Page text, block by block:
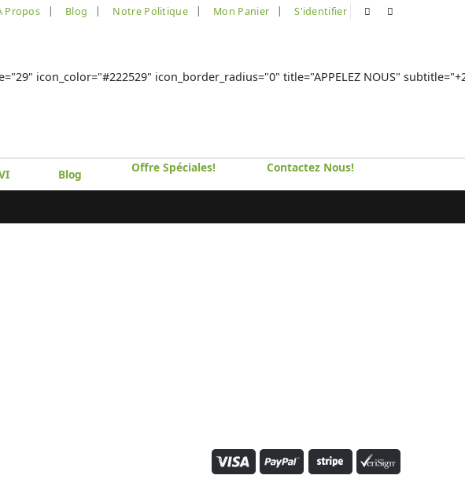
Propos Blog Notre Politique Mon Panier S'identifier
icon_color="#222529" icon_border_radius="0" title="APPELEZ NOUS"
Blog Offre Spéciales! Contactez Nous!